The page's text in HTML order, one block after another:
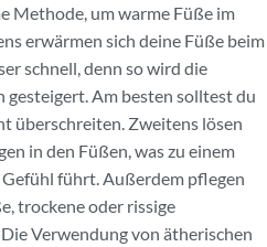
Methode, um warme Füße im
erwärmen sich deine Füße beim
schnell, denn so wird die
Am besten solltest du
überschreiten. Zweitens lösen
in den Füßen, was zu einem
führt. Außerdem pflegen
trockene oder rissige
Verwendung von ätherischen